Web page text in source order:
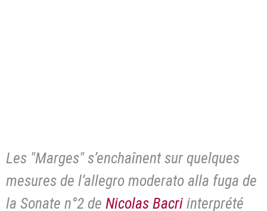
Les "Marges" s’enchaînent sur quelques
mesures de l’allegro moderato alla fuga de
la Sonate n°2 de Nicolas Bacri interprété